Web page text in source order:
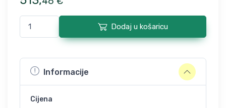
Dodaj u košaricu
Informacije
Cijena